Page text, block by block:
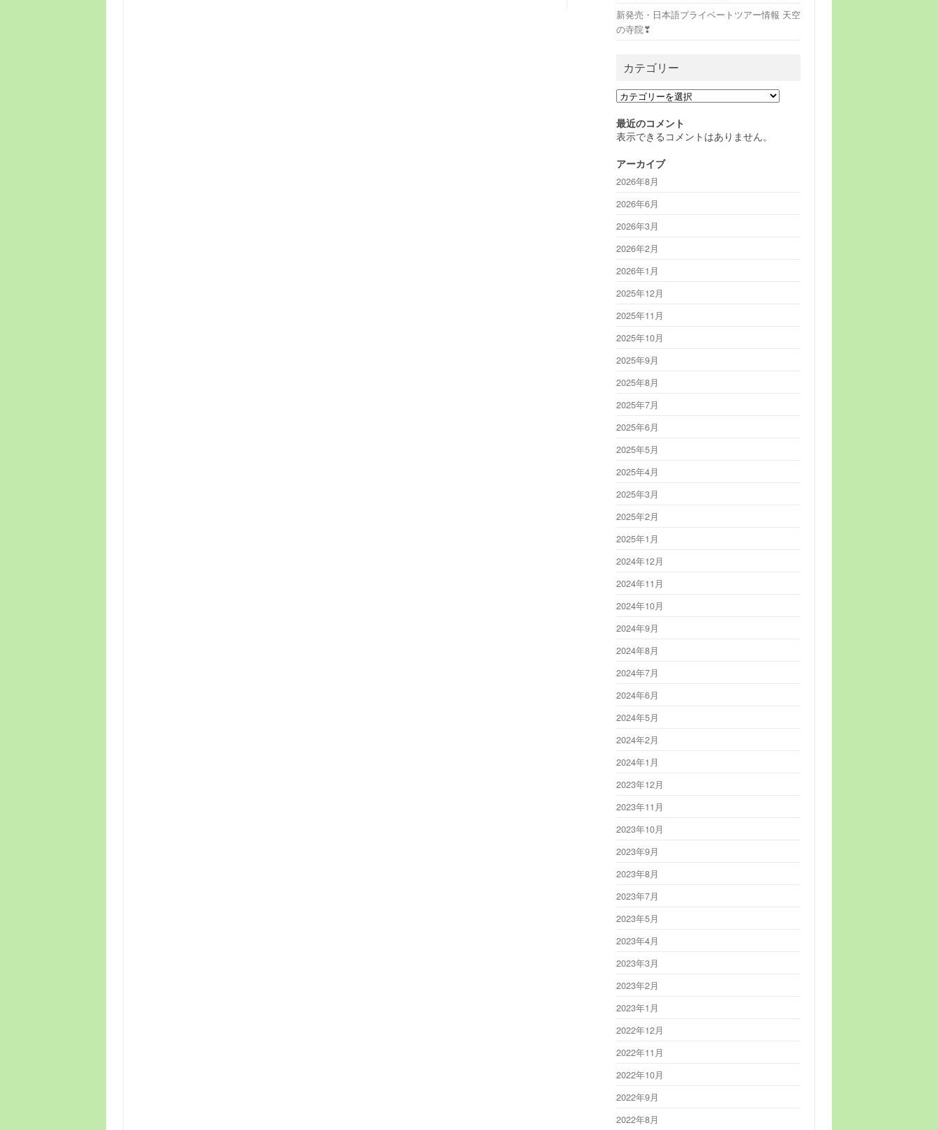
新発売・日本語プライベートツアー情報 天空
の寺院❣
カテゴリー
カ
ゴ
リ
最近のコメント
表示できるコメントはありません。
アーカイブ
2026年8月
2026年6月
2026年3月
2026年2月
2026年1月
2025年12月
2025年11月
2025年10月
2025年9月
2025年8月
2025年7月
2025年6月
2025年5月
2025年4月
2025年3月
2025年2月
2025年1月
2024年12月
2024年11月
2024年10月
2024年9月
2024年8月
2024年7月
2024年6月
2024年5月
2024年2月
2024年1月
2023年12月
2023年11月
2023年10月
2023年9月
2023年8月
2023年7月
2023年5月
2023年4月
2023年3月
2023年2月
2023年1月
2022年12月
2022年11月
2022年10月
2022年9月
2022年8月